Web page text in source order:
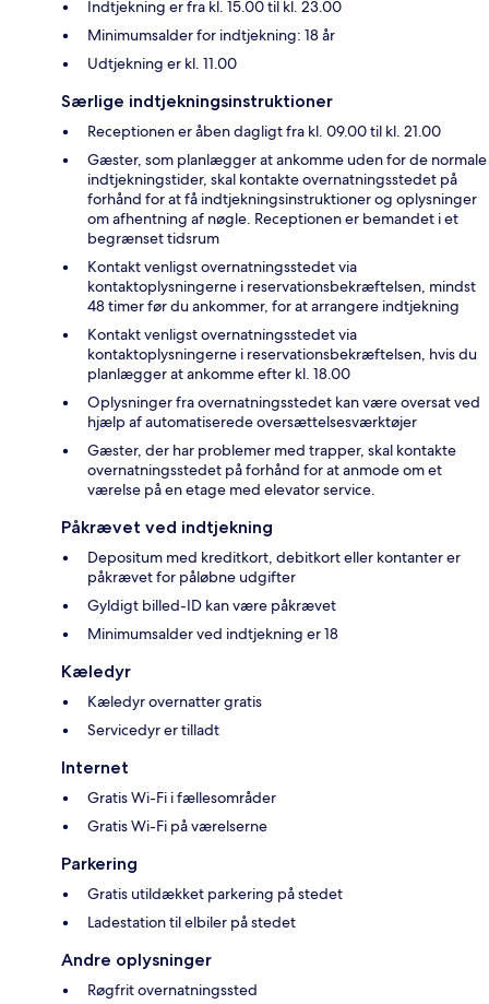
Indtjekning er fra kl. 15.00 til kl. 23.00
Minimumsalder for indtjekning: 18 år
Udtjekning er kl. 11.00
Særlige indtjekningsinstruktioner
Receptionen er åben dagligt fra kl. 09.00 til kl. 21.00
Gæster, som planlægger at ankomme uden for de normale
indtjekningstider, skal kontakte overnatningsstedet på
forhånd for at få indtjekningsinstruktioner og oplysninger
om afhentning af nøgle. Receptionen er bemandet i et
begrænset tidsrum
Kontakt venligst overnatningsstedet via
kontaktoplysningerne i reservationsbekræftelsen, mindst
48 timer før du ankommer, for at arrangere indtjekning
Kontakt venligst overnatningsstedet via
kontaktoplysningerne i reservationsbekræftelsen, hvis du
planlægger at ankomme efter kl. 18.00
Oplysninger fra overnatningsstedet kan være oversat ved
hjælp af automatiserede oversættelsesværktøjer
Gæster, der har problemer med trapper, skal kontakte
overnatningsstedet på forhånd for at anmode om et
værelse på en etage med elevator service.
Påkrævet ved indtjekning
Depositum med kreditkort, debitkort eller kontanter er
påkrævet for påløbne udgifter
Gyldigt billed-ID kan være påkrævet
Minimumsalder ved indtjekning er 18
Kæledyr
Kæledyr overnatter gratis
Servicedyr er tilladt
Internet
Gratis Wi-Fi i fællesområder
Gratis Wi-Fi på værelserne
Parkering
Gratis utildækket parkering på stedet
Ladestation til elbiler på stedet
Andre oplysninger
Røgfrit overnatningssted